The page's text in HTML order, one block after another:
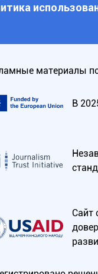
материалы
В
Сайт